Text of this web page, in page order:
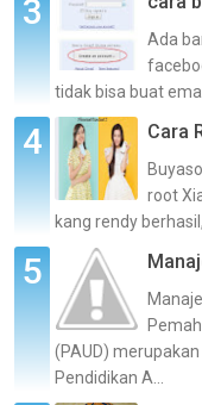
Ada
tidak bisa buat
Cara
root
kang rendy
(PAUD)
Pendidikan A...